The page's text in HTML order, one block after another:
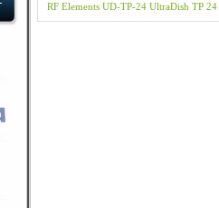
RF Elements UD-TP-24 UltraDish TP 24